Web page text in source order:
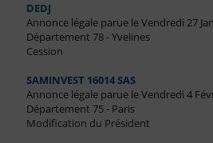
DEDJ
Annonce légale parue le Vendredi 27
Département 78 - Yvelines
Cession
SAMINVEST 16014 SAS
Annonce légale parue le Vendredi 4
Département 75 - Paris
Modification du Président